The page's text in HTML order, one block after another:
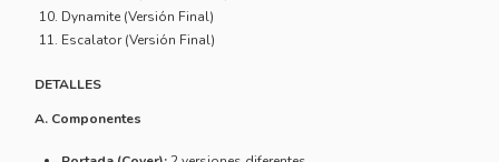
Dynamite (Versión Final)
Escalator (Versión Final)
DETALLES
A. Componentes